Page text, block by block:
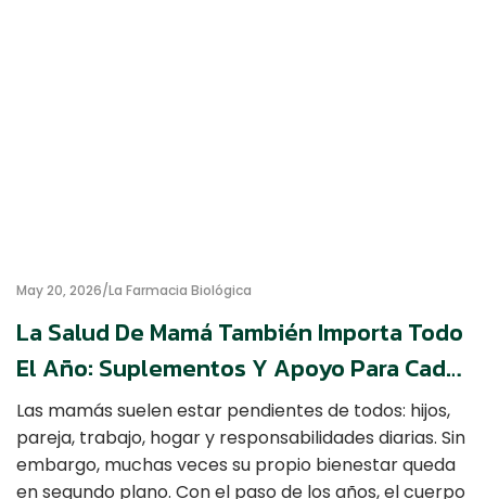
May 20, 2026 La Farmacia Biológica
La Salud De Mamá También Importa Todo
El Año: Suplementos Y Apoyo Para Cada
Etapa
Las mamás suelen estar pendientes de todos: hijos,
pareja, trabajo, hogar y responsabilidades diarias. Sin
embargo, muchas veces su propio bienestar queda
en segundo plano. Con el paso de los años, el cuerpo